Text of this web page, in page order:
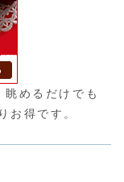
めるだけでも
お得です。